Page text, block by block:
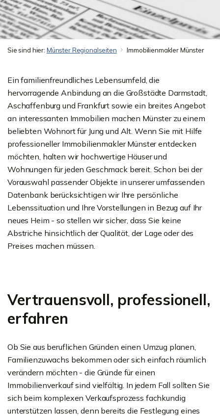
Sie sind hier: Münster Regionalseiten Immobilienmakler Münster
Ein familienfreundliches Lebensumfeld, die
hervorragende Anbindung an die Großstädte Darmstadt,
Aschaffenburg und Frankfurt sowie ein breites Angebot
an interessanten Immobilien machen Münster zu einem
beliebten Wohnort für Jung und Alt. Wenn Sie mit Hilfe
professioneller Immobilienmakler Münster entdecken
möchten, halten wir hochwertige Häuser und
Wohnungen für jeden Geschmack bereit. Schon bei der
Vorauswahl passender Objekte in unserer umfassenden
Datenbank berücksichtigen wir Ihre persönliche
Lebenssituation und Ihre Vorstellungen in Bezug auf Ihr
neues Heim - so stellen wir sicher, dass Sie keine
Abstriche hinsichtlich der Qualität, der Lage oder des
Preises machen müssen.
Vertrauensvoll, professionell,
erfahren
Ob Sie aus beruflichen Gründen einen Umzug planen,
Familienzuwachs bekommen oder sich einfach räumlich
verändern möchten - die Gründe für einen
Immobilienverkauf sind vielfältig. In jedem Fall sollten Sie
sich beim komplexen Verkaufsprozess fachkundig
unterstützen lassen, denn bereits die Festlegung eines